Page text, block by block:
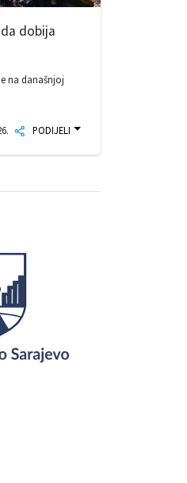
dobija
na današnjoj
PODIJELI